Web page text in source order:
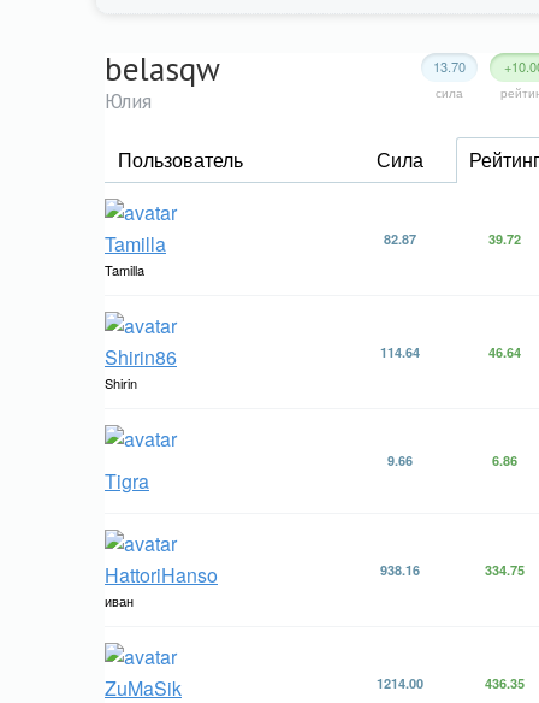
13.70
сила
belasqw
Юлия
Пользователь Сила Рейтинг
Tamilla
Tamilla
82.87 39.72
Shirin86
Shirin
114.64 46.64
Tigra
9.66 6.86
HattoriHanso
иван
938.16 334.75
ZuMaSik 1214.00 436.35